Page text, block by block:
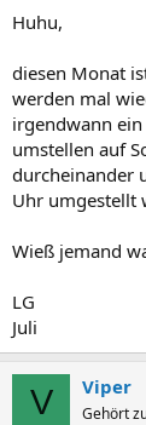
r
e
r
Huhu,
diesen Monat
werden mal
irgendwann ein
umstellen auf
durcheinander
Uhr umgestellt
Wieß jemand
LG
Juli
V Viper
Gehört